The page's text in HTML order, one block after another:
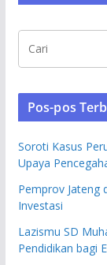
Pos-pos
Soroti Kasus
Upaya
Pemprov Jateng
Investasi
Lazismu SD
Pendidikan bagi